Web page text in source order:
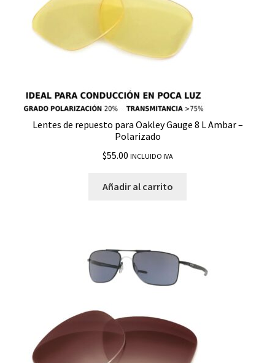
Lentes de repuesto para Oakley Gauge 8 L Ambar –
Polarizado
$55.00 INCLUIDO IVA
Añadir al carrito